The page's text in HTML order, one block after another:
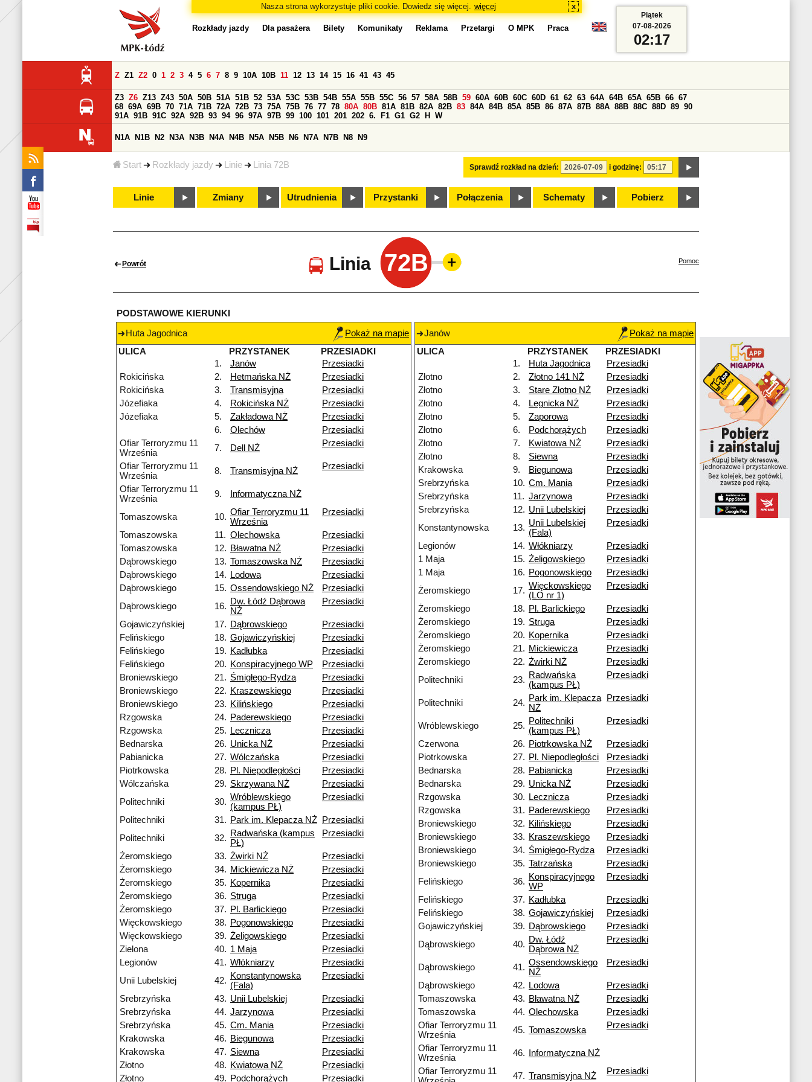
Nasza strona wykorzystuje pliki cookie. Dowiedz się więcej. więcej x
Start Rozkłady jazdy Linie Linia 72B
Rozkłady jazdy Dla pasażera Bilety Komunikaty Reklama Przetargi O MPK Praca
Sprawdź rozkład na dzień: i godzinę:
Z Z1 Z2 0 1 2 3 4 5 6 7 8 9 10A 10B 11 12 13 14 15 16 41 43 45
Z3 Z6 Z13 Z43 50A 50B 51A 51B 52 53A 53C 53B 54B 55A 55B 55C 56 57 58A 58B 59 60A 60B 60C 60D 61 62 63 64A 64B 65A 65B 66 67
68 69A 69B 70 71A 71B 72A 72B 73 75A 75B 76 77 78 80A 80B 81A 81B 82A 82B 83 84A 84B 85A 85B 86 87A 87B 88A 88B 88C 88D 89 90
91A 91B 91C 92A 92B 93 94 96 97A 97B 99 100 101 201 202 6. F1 G1 G2 H W
N1A N1B N2 N3A N3B N4A N4B N5A N5B N6 N7A N7B N8 N9
Linie Zmiany Utrudnienia Przystanki Połączenia Schematy Pobierz
Piątek
07-08-2026
02:17
Powrót Linia 72B Pomoc
PODSTAWOWE KIERUNKI
Huta Jagodnica
Pokaż na mapie
ULICA
PRZYSTANEK
PRZESIADKI
1.
Janów
Przesiadki
Rokicińska
2. Hetmańska NŻ
Przesiadki
Rokicińska
3. Transmisyjna
Przesiadki
Józefiaka
4. Rokicińska NŻ
Przesiadki
Józefiaka
5. Zakładowa NŻ
Przesiadki
6.
Olechów
Przesiadki
Ofiar Terroryzmu 11
Września
7. Dell NŻ Przesiadki
Ofiar Terroryzmu 11
Września
8. Transmisyjna NŻ Przesiadki
Ofiar Terroryzmu 11
Września
9. Informatyczna NŻ
Tomaszowska 10. Ofiar Terroryzmu 11
Września
Przesiadki
Tomaszowska 11. Olechowska
Przesiadki
Tomaszowska
12. Bławatna NŻ
Przesiadki
Dąbrowskiego
13. Tomaszowska NŻ
Przesiadki
Dąbrowskiego
14. Lodowa
Przesiadki
Dąbrowskiego
15. Ossendowskiego NŻ
Przesiadki
Dąbrowskiego
16. Dw. Łódź Dąbrowa
NŻ
Przesiadki
Gojawiczyńskiej 17. Dąbrowskiego
Przesiadki
Felińskiego
18. Gojawiczyńskiej
Przesiadki
Felińskiego
19. Kadłubka
Przesiadki
Felińskiego
20. Konspiracyjnego WP
Przesiadki
Broniewskiego
21. Śmigłego-Rydza
Przesiadki
Broniewskiego
22. Kraszewskiego
Przesiadki
Broniewskiego
23. Kilińskiego
Przesiadki
Rzgowska
24. Paderewskiego
Przesiadki
Rzgowska
25. Lecznicza
Przesiadki
Bednarska
26. Unicka NŻ
Przesiadki
Pabianicka
27. Wólczańska
Przesiadki
Piotrkowska
28. Pl. Niepodległości
Przesiadki
Wólczańska
29. Skrzywana NŻ
Przesiadki
Politechniki
30. Wróblewskiego
(kampus PŁ)
Przesiadki
Politechniki 31. Park im. Klepacza NŻ
Przesiadki
Politechniki
32. Radwańska (kampus
PŁ)
Przesiadki
Żeromskiego 33. Żwirki NŻ
Przesiadki
Żeromskiego
34. Mickiewicza NŻ
Przesiadki
Żeromskiego
35. Kopernika
Przesiadki
Żeromskiego
36. Struga
Przesiadki
Żeromskiego
37. Pl. Barlickiego
Przesiadki
Więckowskiego
38. Pogonowskiego
Przesiadki
Więckowskiego
39. Żeligowskiego
Przesiadki
Zielona
40. 1 Maja
Przesiadki
Legionów
41. Włókniarzy
Przesiadki
Unii Lubelskiej
42. Konstantynowska
(Fala)
Przesiadki
Srebrzyńska 43. Unii Lubelskiej
Przesiadki
Srebrzyńska
44. Jarzynowa
Przesiadki
Srebrzyńska
45. Cm. Mania
Przesiadki
Krakowska
46. Biegunowa
Przesiadki
Krakowska
47. Siewna
Przesiadki
Złotno
48. Kwiatowa NŻ
Przesiadki
Złotno
49. Podchorążych Przesiadki
Janów
Pokaż na mapie
ULICA
PRZYSTANEK
PRZESIADKI
1.
Huta Jagodnica
Przesiadki
Złotno
2. Złotno 141 NŻ
Przesiadki
Złotno
3. Stare Złotno NŻ
Przesiadki
Złotno
4. Legnicka NŻ
Przesiadki
Złotno
5. Zaporowa
Przesiadki
Złotno
6. Podchorążych
Przesiadki
Złotno
7. Kwiatowa NŻ
Przesiadki
Złotno
8. Siewna
Przesiadki
Krakowska
9. Biegunowa
Przesiadki
Srebrzyńska
10. Cm. Mania
Przesiadki
Srebrzyńska
11. Jarzynowa
Przesiadki
Srebrzyńska
12. Unii Lubelskiej
Przesiadki
Konstantynowska
13. Unii Lubelskiej
(Fala)
Przesiadki
Legionów 14. Włókniarzy
Przesiadki
1 Maja
15. Żeligowskiego
Przesiadki
1 Maja
16. Pogonowskiego
Przesiadki
Żeromskiego
17. Więckowskiego
(LO nr 1)
Przesiadki
Żeromskiego 18. Pl. Barlickiego
Przesiadki
Żeromskiego
19. Struga
Przesiadki
Żeromskiego
20. Kopernika
Przesiadki
Żeromskiego
21. Mickiewicza
Przesiadki
Żeromskiego
22. Żwirki NŻ
Przesiadki
Politechniki
23. Radwańska
(kampus PŁ)
Przesiadki
Politechniki 24. Park im. Klepacza
NŻ
Przesiadki
Wróblewskiego 25. Politechniki
(kampus PŁ)
Przesiadki
Czerwona 26. Piotrkowska NŻ
Przesiadki
Piotrkowska
27. Pl. Niepodległości
Przesiadki
Bednarska
28. Pabianicka
Przesiadki
Bednarska
29. Unicka NŻ
Przesiadki
Rzgowska
30. Lecznicza
Przesiadki
Rzgowska
31. Paderewskiego
Przesiadki
Broniewskiego
32. Kilińskiego
Przesiadki
Broniewskiego
33. Kraszewskiego
Przesiadki
Broniewskiego
34. Śmigłego-Rydza
Przesiadki
Broniewskiego
35. Tatrzańska
Przesiadki
Felińskiego
36. Konspiracyjnego
WP
Przesiadki
Felińskiego 37. Kadłubka
Przesiadki
Felińskiego
38. Gojawiczyńskiej
Przesiadki
Gojawiczyńskiej
39. Dąbrowskiego
Przesiadki
Dąbrowskiego
40. Dw. Łódź
Dąbrowa NŻ
Przesiadki
Dąbrowskiego 41. Ossendowskiego
NŻ
Przesiadki
Dąbrowskiego 42. Lodowa
Przesiadki
Tomaszowska
43. Bławatna NŻ
Przesiadki
Tomaszowska
44. Olechowska
Przesiadki
Ofiar Terroryzmu 11
Września
45. Tomaszowska Przesiadki
Ofiar Terroryzmu 11
Września
46.
Informatyczna NŻ
Ofiar Terroryzmu 11
47. Transmisyjna NŻ Przesiadki